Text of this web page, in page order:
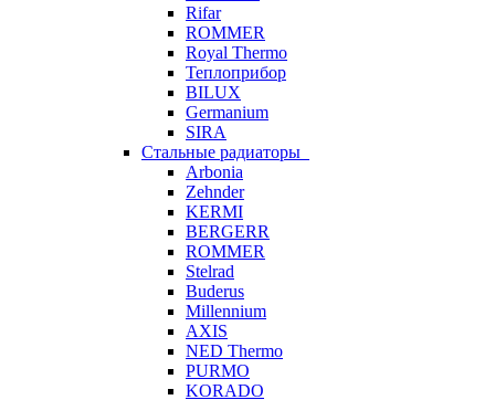
Rifar
ROMMER
Royal Thermo
Теплоприбор
BILUX
Germanium
SIRA
Стальные радиаторы
Arbonia
Zehnder
KERMI
BERGERR
ROMMER
Stelrad
Buderus
Millennium
AXIS
NED Thermo
PURMO
KORADO